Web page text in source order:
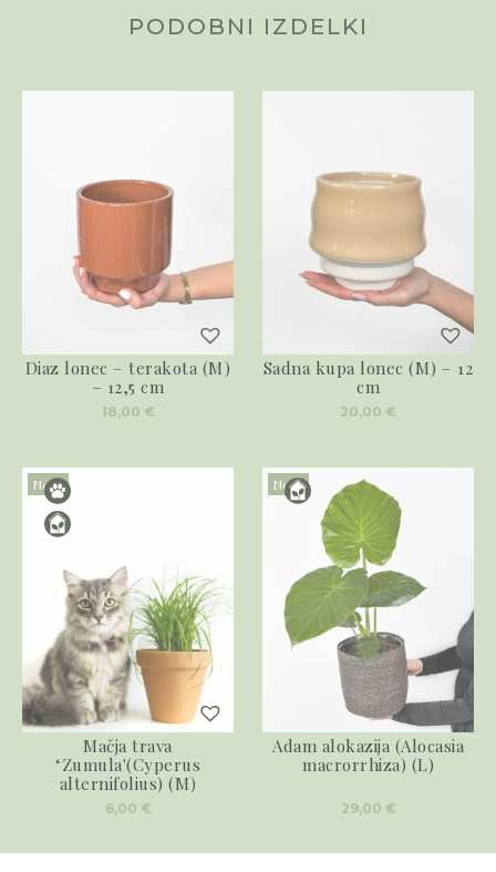
PODOBNI IZDELKI
Diaz lonec – terakota (M)
– 12,5 cm
18,00 €
Sadna kupa lonec (M) – 12
cm
20,00 €
Novo
Mačja trava
‘Zumula'(Cyperus
alternifolius) (M)
6,00 €
Novo
Adam alokazija (Alocasia
macrorrhiza) (L)
29,00 €